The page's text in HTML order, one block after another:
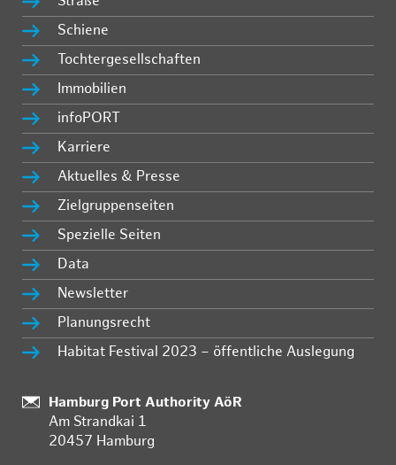
Schiene
Tochtergesellschaften
Immobilien
infoPORT
Karriere
Aktuelles & Presse
Zielgruppenseiten
Spezielle Seiten
Data
Newsletter
Planungsrecht
Habitat Festival 2023 – öffentliche Auslegung
:
Hamburg Port Authority AöR
Am Strandkai 1
20457 Hamburg